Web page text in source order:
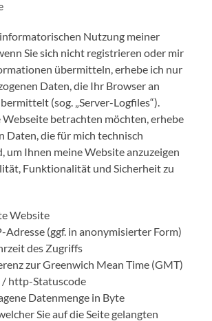
Nutzung meiner
Sie sich nicht registrieren oder mir
übermitteln, erhebe ich nur
Daten, die Ihr Browser an
(sog. „Server-Logfiles“).
Webseite betrachten möchten, erhebe
Daten, die für mich technisch
um Ihnen meine Website anzuzeigen
Funktionalität und Sicherheit zu
Website
Adresse (ggf. in anonymisierter Form)
des Zugriffs
zur Greenwich Mean Time (GMT)
http-Statuscode
Datenmenge in Byte
Sie auf die Seite gelangten